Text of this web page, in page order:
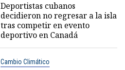
Deportistas cubanos
decidieron no regresar a la isla
tras competir en evento
deportivo en Canadá
Cambio Climático